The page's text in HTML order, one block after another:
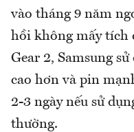
vào tháng 9 năm
hồi không mấy tích
Gear 2, Samsung
cao hơn và pin
2-3 ngày nếu sử
thường.